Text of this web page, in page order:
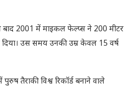
2001 में माइकल फेल्प्स ने 200 मीटर
दिया। उस समय उनकी उम्र केवल 15 वर्ष
तैराकी विश्व रिकॉर्ड बनाने वाले